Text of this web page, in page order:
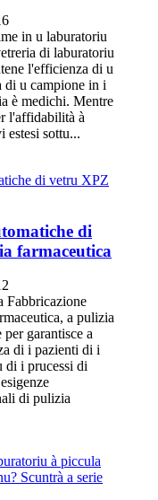
in u laburatoriu
di laburatoriu
l'efficienza di u
di u campione in i
è medichi. Mentre
l'affidabilità à
estesi sottu...
di
farmaceutica
Fabbricazione
a pulizia
garantisce a
di i pazienti di i
di i prucessi di
di pulizia